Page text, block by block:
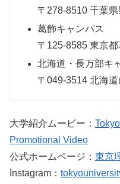
〒278-8510 千葉
葛飾キャンパス
〒125-8585 東京
北海道・長万部キ
〒049-3514 北海
大学紹介ムービー：
Promotional Video
公式ホームページ： 東京
Instagram：